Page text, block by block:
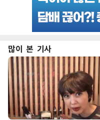
많이 본 기사